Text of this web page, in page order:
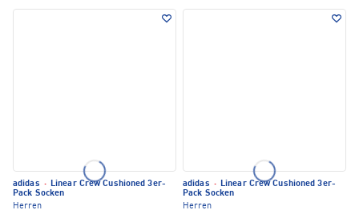
adidas · Linear Crew Cushioned 3er-
Pack Socken
Herren
adidas · Linear Crew Cushioned 3er-
Pack Socken
Herren